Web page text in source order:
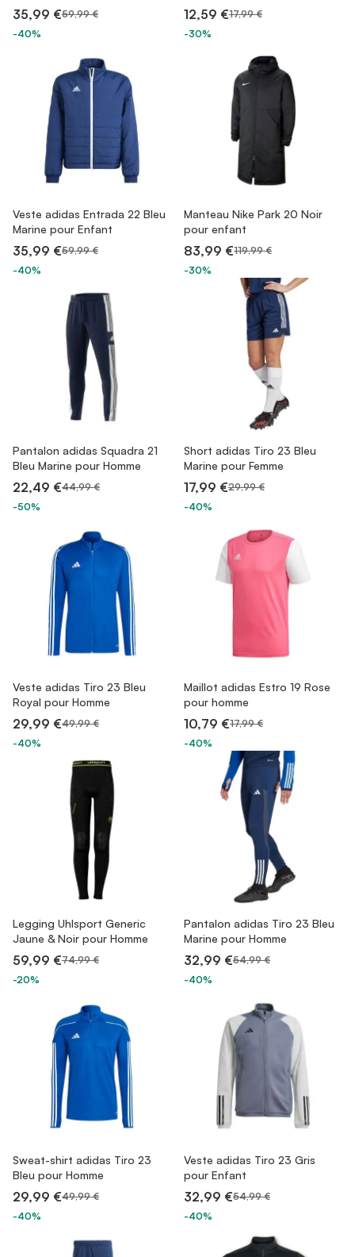
35,99 €59,99 €
-40%
12,59 €17,99 €
-30%
Veste adidas Entrada 22 Bleu
Marine pour Enfant
35,99 €59,99 €
-40%
Manteau Nike Park 20 Noir
pour enfant
83,99 €119,99 €
-30%
Pantalon adidas Squadra 21
Bleu Marine pour Homme
22,49 €44,99 €
-50%
Short adidas Tiro 23 Bleu
Marine pour Femme
17,99 €29,99 €
-40%
Veste adidas Tiro 23 Bleu
Royal pour Homme
29,99 €49,99 €
-40%
Maillot adidas Estro 19 Rose
pour homme
10,79 €17,99 €
-40%
Legging Uhlsport Generic
Jaune & Noir pour Homme
59,99 €74,99 €
-20%
Pantalon adidas Tiro 23 Bleu
Marine pour Homme
32,99 €54,99 €
-40%
Sweat-shirt adidas Tiro 23
Bleu pour Homme
29,99 €49,99 €
-40%
Veste adidas Tiro 23 Gris
pour Enfant
32,99 €54,99 €
-40%